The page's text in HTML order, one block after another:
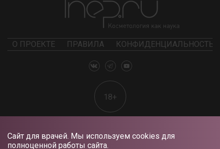
Сайт для врачей. Мы используем cookies для
полноценной работы сайта.
О ПРОЕКТЕ ПРАВИЛА КОНФИДЕНЦИАЛЬНОСТЬ
18+